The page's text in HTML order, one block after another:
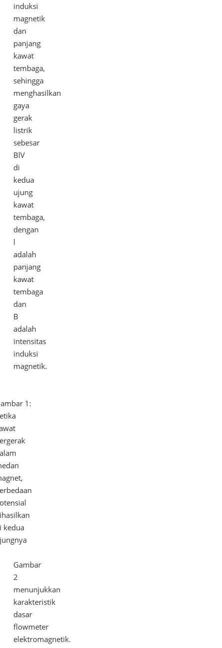
induksi
magnetik
dan
panjang
kawat
tembaga,
sehingga
menghasilkan
gaya
gerak
listrik
sebesar
BlV
di
kedua
ujung
kawat
tembaga,
dengan
l
adalah
panjang
kawat
tembaga
dan
B
adalah
intensitas
induksi
magnetik.
1:
kedua
Gambar
2
menunjukkan
karakteristik
dasar
flowmeter
elektromagnetik.